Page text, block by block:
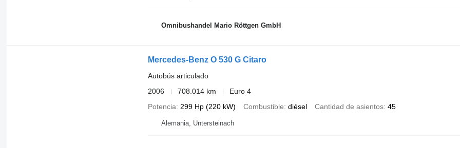
Omnibushandel Mario Röttgen GmbH
Mercedes-Benz O 530 G Citaro
Autobús articulado
2006
708.014 km
Euro 4
Potencia 299 Hp (220 kW) Combustible diésel Cantidad de asientos 45
Alemania, Untersteinach